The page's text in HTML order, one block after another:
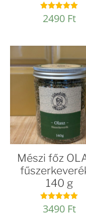
Értékelés:
5.00
2490 Ft
Mészi főz
140 g
Értékelés:
5.00
3490 Ft